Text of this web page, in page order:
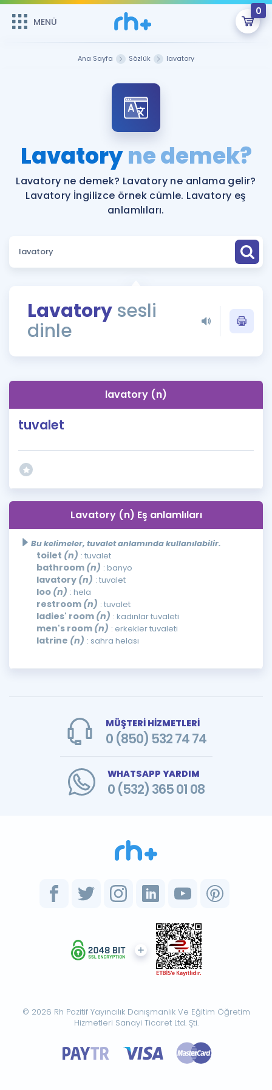
MENÜ
0
Şifremi Hatırlamıyorum
ÜYE DEĞİLİM
Sepetin Şu An Boş.
Remzi Hoca ile seni sınava hazırlayacak onlarca eğitim seni
bekliyor!
MENÜ
Katılımcı Görüşleri
Faydalı Araçlar
Sözlük
Rehberlik Aracı
ÖSYM Sınav Takvimi
İngilizce Gramer
Hakkımızda
Ana Sayfa Sözlük lavatory
Lavatoryne demek?
Lavatory ne demek? Lavatory ne anlama gelir?
Lavatory İngilizce örnek cümle. Lavatory eş
anlamlıları.
Lavatory sesli
dinle
lavatory (n)
tuvalet
Lavatory (n) Eş anlamlıları
Bu kelimeler, tuvalet anlamında kullanılabilir.
toilet (n) : tuvalet
bathroom (n) : banyo
lavatory (n) : tuvalet
loo (n) : hela
restroom (n) : tuvalet
ladies' room (n) : kadınlar tuvaleti
men's room (n) : erkekler tuvaleti
latrine (n) : sahra helası
MÜŞTERİ HİZMETLERİ
0 (850) 532 74 74
WHATSAPP YARDIM
0 (532) 365 01 08
© 2026 Rh Pozitif Yayıncılık Danışmanlık Ve Eğitim Öğretim
Hizmetleri Sanayi Ticaret Ltd. Şti.